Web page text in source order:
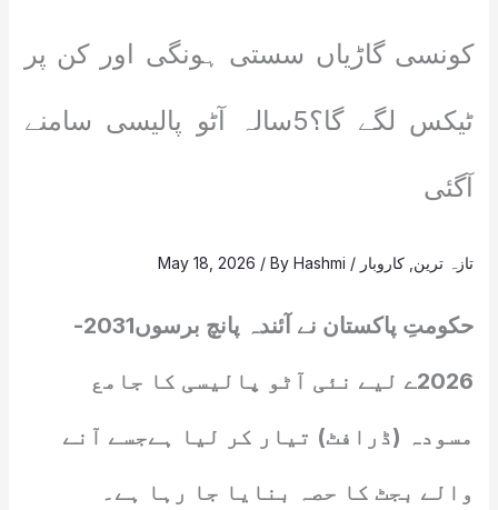
کونسی گاڑیاں سستی ہونگی اور کن پر
ٹیکس لگے گا؟5سالہ آٹو پالیسی سامنے
آگئی
تازہ ترین کاروبار /
May 18, 2026 / ByHashmi
حکومتِ پاکستان نے آئندہ پانچ برسوں2031-
2026ے لیے نئی آٹو پالیسی کا جامع
مسودہ (ڈرافٹ) تیار کر لیا ہےجسے آنے
والے بجٹ کا حصہ بنایا جا رہا ہے۔